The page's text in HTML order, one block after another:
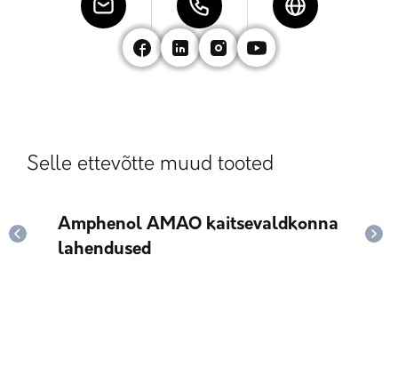
Selle ettevõtte muud tooted
Amphenol AMAO kaitsevaldkonna
lahendused